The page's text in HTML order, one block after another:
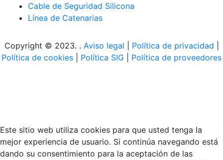
Cable de Seguridad Silicona
Línea de Catenarias
Copyright © 2023. . Aviso legal Política de privacidad
Política de cookies
Política SIG Política de proveedores
Este sitio web utiliza cookies para que usted tenga la
mejor experiencia de usuario. Si continúa navegando está
dando su consentimiento para la aceptación de las